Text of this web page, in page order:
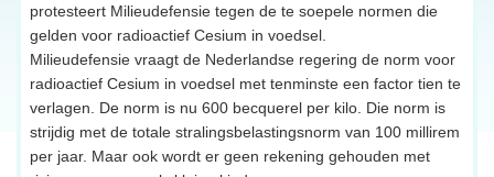
protesteert Milieudefensie tegen de te soepele normen die
gelden voor radioactief Cesium in voedsel.
Milieudefensie vraagt de Nederlandse regering de norm voor
radioactief Cesium in voedsel met tenminste een factor tien te
verlagen. De norm is nu 600 becquerel per kilo. Die norm is
strijdig met de totale stralingsbelastingsnorm van 100 millirem
per jaar. Maar ook wordt er geen rekening gehouden met